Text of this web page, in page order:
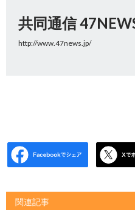
共同通信
http://www.47news.jp/
関連記事